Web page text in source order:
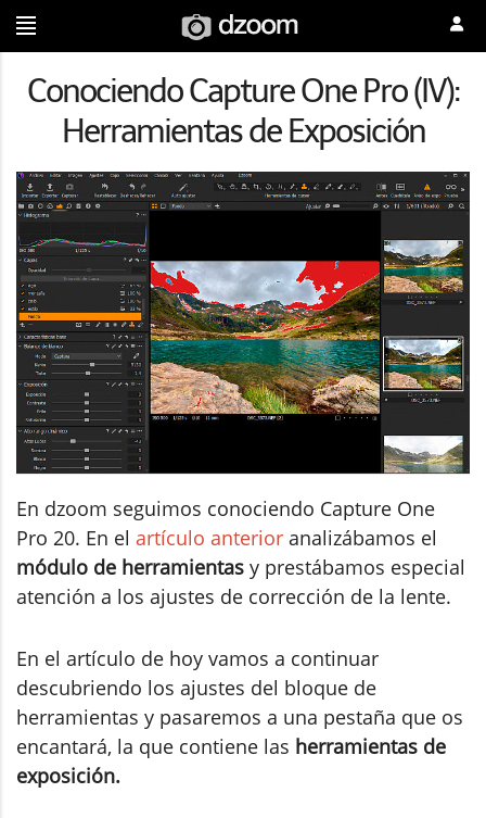
Conociendo Capture One Pro (IV):
Herramientas de Exposición
En dzoom seguimos conociendo Capture One
Pro 20. En el artículo anterior analizábamos el
módulo de herramientas y prestábamos especial
atención a los ajustes de corrección de la lente.
En el artículo de hoy vamos a continuar
descubriendo los ajustes del bloque de
herramientas y pasaremos a una pestaña que os
encantará, la que contiene las herramientas de
exposición.